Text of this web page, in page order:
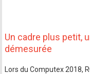
Un cadre plus petit,
démesurée
Lors du Computex 2018,